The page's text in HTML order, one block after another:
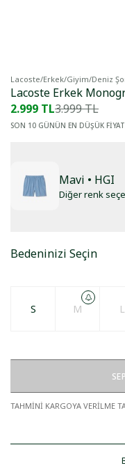
Lacoste/Erkek/Giyim/Deniz
Lacoste Erkek
2.999 TL3.999 TL
SON 10 GÜNÜN EN DÜŞÜK
Mavi • HGI
Diğer renk
Bedeninizi Seçin
S M L
TAHMİNİ KARGOYA VERİLME